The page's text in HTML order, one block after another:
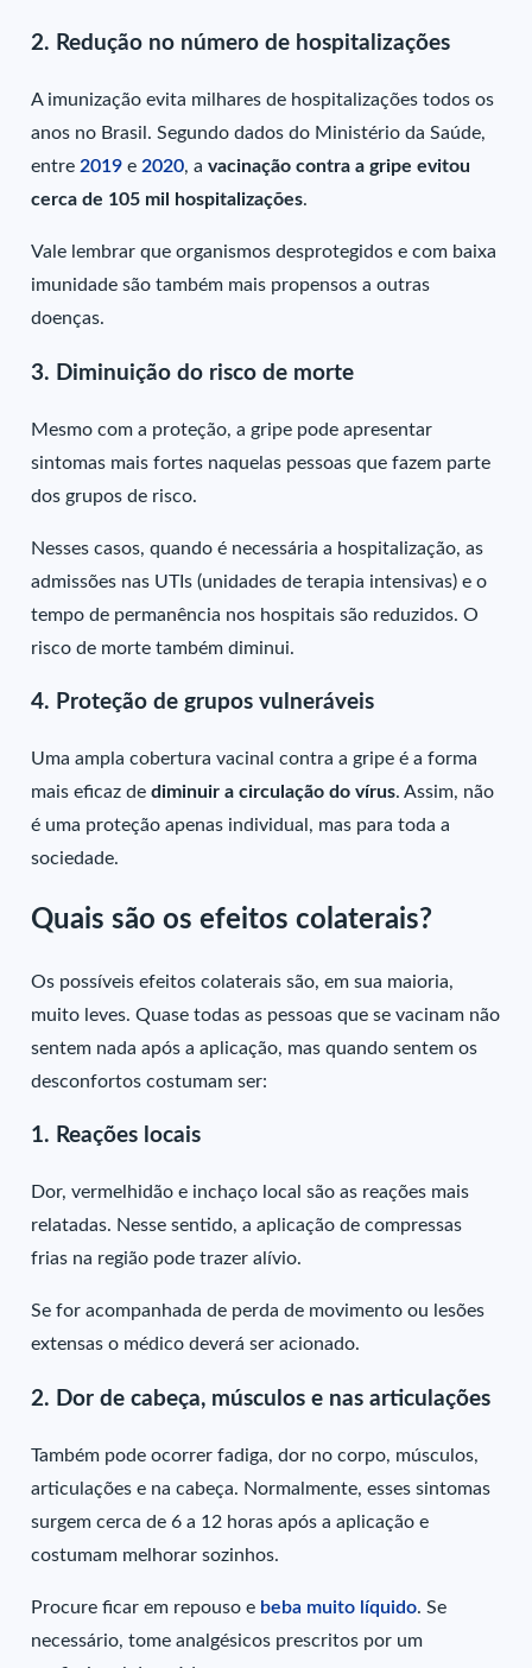
2. Redução no número de hospitalizações
A imunização evita milhares de hospitalizações todos os
anos no Brasil. Segundo dados do Ministério da Saúde,
entre 2019 e 2020, avacinação contra a gripe evitou
cerca de 105 mil hospitalizações.
Vale lembrar que organismos desprotegidos e com baixa
imunidade são também mais propensos a outras
doenças.
3. Diminuição do risco de morte
Mesmo com a proteção, a gripe pode apresentar
sintomas mais fortes naquelas pessoas que fazem parte
dos grupos de risco.
Nesses casos, quando é necessária a hospitalização, as
admissões nas UTIs (unidades de terapia intensivas) e o
tempo de permanência nos hospitais são reduzidos. O
risco de morte também diminui.
4. Proteção de grupos vulneráveis
Uma ampla cobertura vacinal contra a gripe é a forma
mais eficaz dediminuir a circulação do vírus. Assim, não
é uma proteção apenas individual, mas para toda a
sociedade.
Quais são os efeitos colaterais?
Os possíveis efeitos colaterais são, em sua maioria,
muito leves. Quase todas as pessoas que se vacinam não
sentem nada após a aplicação, mas quando sentem os
desconfortos costumam ser:
1. Reações locais
Dor, vermelhidão e inchaço local são as reações mais
relatadas. Nesse sentido, a aplicação de compressas
frias na região pode trazer alívio.
Se for acompanhada de perda de movimento ou lesões
extensas o médico deverá ser acionado.
2. Dor de cabeça, músculos e nas articulações
Também pode ocorrer fadiga, dor no corpo, músculos,
articulações e na cabeça. Normalmente, esses sintomas
surgem cerca de 6 a 12 horas após a aplicação e
costumam melhorar sozinhos.
Procure ficar em repouso e beba muito líquido. Se
necessário, tome analgésicos prescritos por um